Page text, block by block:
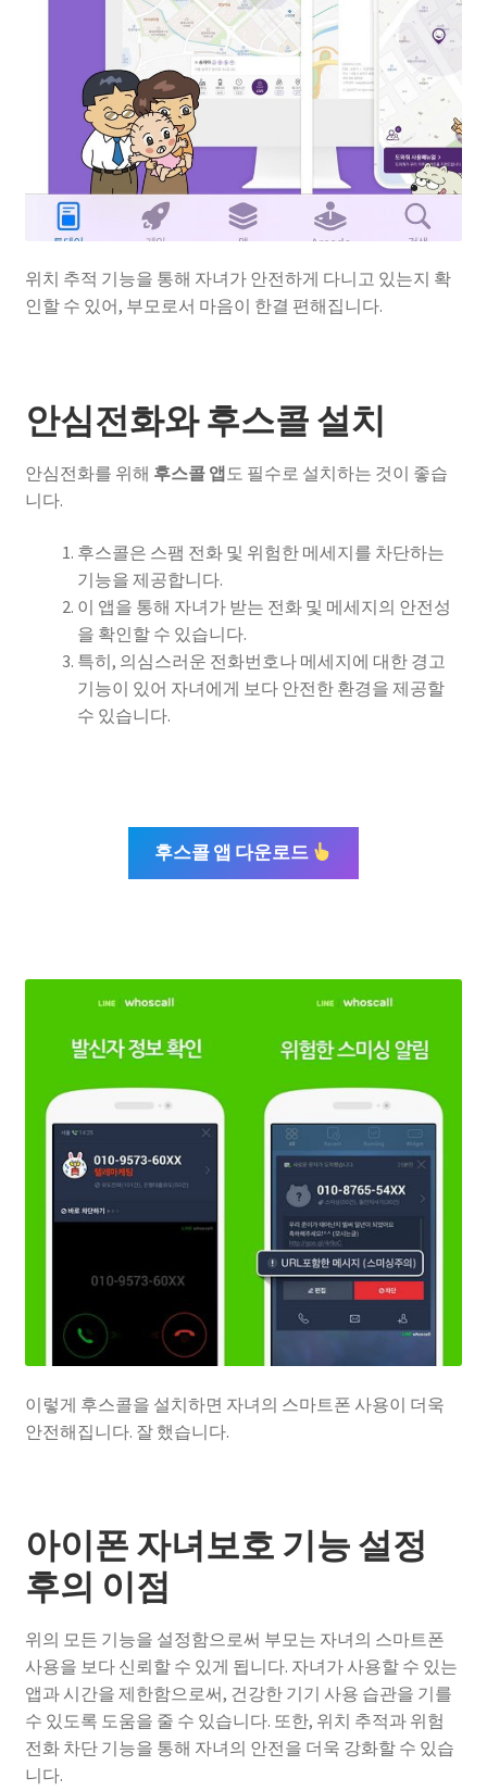
위치 추적 기능을 통해 자녀가 안전하게 다니고 있는지 확
인할 수 있어, 부모로서 마음이 한결 편해집니다.
안심전화와 후스콜 설치
안심전화를 위해 후스콜 앱 도 필수로 설치하는 것이 좋습
니다.
후스콜은 스팸 전화 및 위험한 메세지를 차단하는
기능을 제공합니다.
이 앱을 통해 자녀가 받는 전화 및 메세지의 안전성
을 확인할 수 있습니다.
특히, 의심스러운 전화번호나 메세지에 대한 경고
기능이 있어 자녀에게 보다 안전한 환경을 제공할
수 있습니다.
후스콜 앱 다운로드
이렇게 후스콜을 설치하면 자녀의 스마트폰 사용이 더욱
안전해집니다. 잘 했습니다.
아이폰 자녀보호 기능 설정
후의 이점
위의 모든 기능을 설정함으로써 부모는 자녀의 스마트폰
사용을 보다 신뢰할 수 있게 됩니다. 자녀가 사용할 수 있는
앱과 시간을 제한함으로써, 건강한 기기 사용 습관을 기를
수 있도록 도움을 줄 수 있습니다. 또한, 위치 추적과 위험
전화 차단 기능을 통해 자녀의 안전을 더욱 강화할 수 있습
니다.